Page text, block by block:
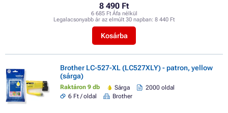
8 490 Ft
6 685 Ft Áfa nélkül
Legalacsonyabb ár az elmúlt 30 napban: 8 440 Ft
Kosárba
Brother LC-527-XL (LC527XLY) - patron, yellow
(sárga)
Raktáron 9 db Sárga
2000 oldal
6 Ft / oldal
Brother